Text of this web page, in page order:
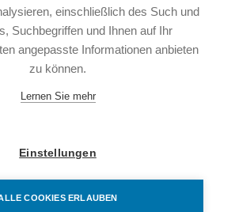
einschließlich des Such und
Suchbegriffen und Ihnen auf Ihr
angepasste Informationen anbieten
zu können.
Lernen Sie mehr
Einstellungen
COOKIES ERLAUBEN